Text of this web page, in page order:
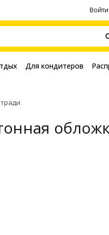
Войти
Для кондитеров